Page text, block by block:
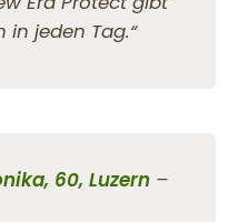
jeden Tag.“
60, Luzern –